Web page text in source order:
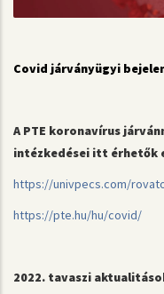
Covid járványügyi
A PTE koronavírus
intézkedései itt érhetők
https://univpecs.com/
https://pte.hu/hu/covid/
2022. tavaszi